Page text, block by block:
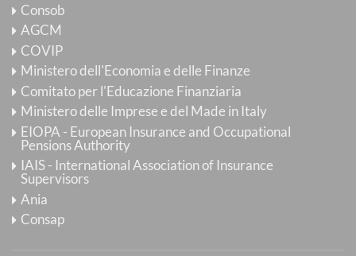
Consob
AGCM
COVIP
Ministero dell'Economia e delle Finanze
Comitato per l'Educazione Finanziaria
Ministero delle Imprese e del Made in Italy
EIOPA - European Insurance and Occupational
Pensions Authority
IAIS - International Association of Insurance
Supervisors
Ania
Consap